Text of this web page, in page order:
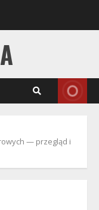
— przegląd i